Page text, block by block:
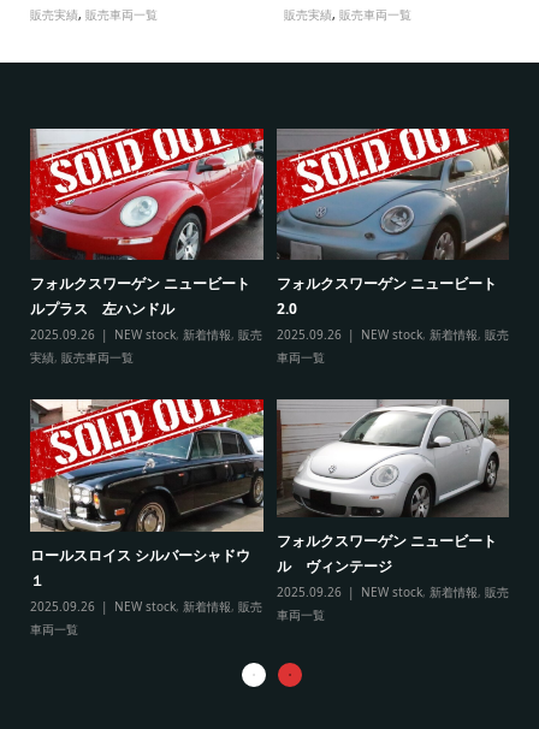
販売実績, 販売車両一覧 販売実績,販売車両一覧
フォルクスワーゲン ニュービート
ルプラス 左ハンドル
2025.09.26 NEW stock, 新着情報, 販売
実績, 販売車両一覧
フォルクスワーゲン ニュービート
2.0
2025.09.26 NEW stock, 新着情報, 販売
車両一覧
ロールスロイス シルバーシャドウ
１
2025.09.26 NEW stock, 新着情報, 販売
車両一覧
フォルクスワーゲン ニュービート
ル ヴィンテージ
2025.09.26 NEW stock, 新着情報, 販売
車両一覧